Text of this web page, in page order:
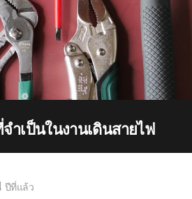
ำเป็นในงานเดินสายไฟ
ปีที่แล้ว